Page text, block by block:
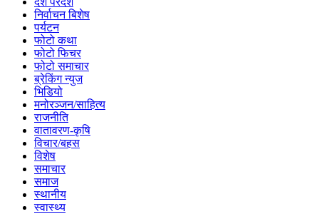
निर्वाचन बिशेष
पर्यटन
फोटो कथा
फोटो फिचर
फोटो समाचार
ब्रेकिंग न्युज
भिडियो
मनोरञ्जन/साहित्य
राजनीति
वातावरण-कृषि
विचार/बहस
विशेष
समाचार
समाज
स्थानीय
स्वास्थ्य